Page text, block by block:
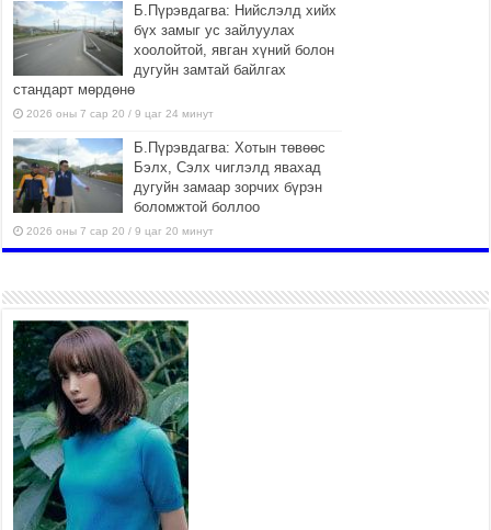
Б.Пүрэвдагва: Нийслэлд хийх
бүх замыг ус зайлуулах
хоолойтой, явган хүний болон
дугуйн замтай байлгах
стандарт мөрдөнө
2026 оны 7 сар 20 / 9 цаг 24 минут
Б.Пүрэвдагва: Хотын төвөөс
Бэлх, Сэлх чиглэлд явахад
дугуйн замаар зорчих бүрэн
боломжтой боллоо
2026 оны 7 сар 20 / 9 цаг 20 минут
шугам хоолойн ажил 80
хувьтай үргэлжилж байна
2026 оны 7 сар 20 / 9 цаг 14 минут
Усархаг аадар бороо орж
байгаа тул аюулгүй байдлаа
хангаж, үер усны аюулаас
сэрэмжлэхийг нийслэлийн
Онцгой байдлын газраас анхааруулж байна
2026 оны 7 сар 20 / 9 цаг 09 минут
311 алба хаагч, 119 техник хэрэгсэлтэй ажиллаж